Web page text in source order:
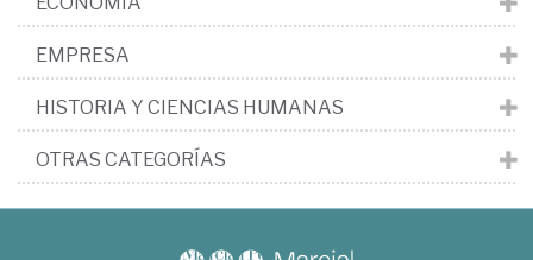
EMPRESA
HISTORIA Y CIENCIAS HUMANAS
OTRAS CATEGORÍAS